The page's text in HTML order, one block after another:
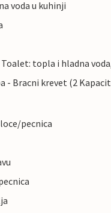
voda u kuhinji
topla i hladna
- Bracni krevet (2
pecnica